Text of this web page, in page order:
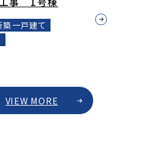
築一戸建て
VIEW MORE